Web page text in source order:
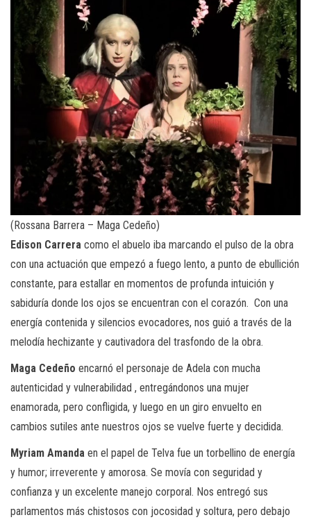
(Rossana Barrera – Maga Cedeño)
Edison Carrera como el abuelo iba marcando el pulso de la obra
con una actuación que empezó a fuego lento, a punto de ebullición
constante, para estallar en momentos de profunda intuición y
sabiduría donde los ojos se encuentran con el corazón. Con una
energía contenida y silencios evocadores, nos guió a través de la
melodía hechizante y cautivadora del trasfondo de la obra.
Maga Cedeño encarnó el personaje de Adela con mucha
autenticidad y vulnerabilidad , entregándonos una mujer
enamorada, pero confligida, y luego en un giro envuelto en
cambios sutiles ante nuestros ojos se vuelve fuerte y decidida.
Myriam Amanda en el papel de Telva fue un torbellino de energía
y humor; irreverente y amorosa. Se movía con seguridad y
confianza y un excelente manejo corporal. Nos entregó sus
parlamentos más chistosos con jocosidad y soltura, pero debajo